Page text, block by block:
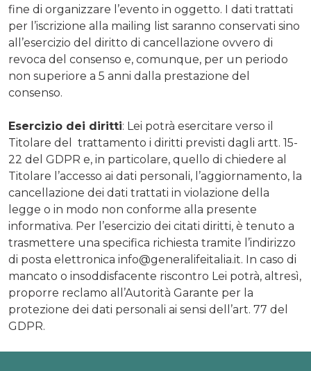
fine di organizzare l’evento in oggetto. I dati trattati
per l’iscrizione alla mailing list saranno conservati sino
all’esercizio del diritto di cancellazione ovvero di
revoca del consenso e, comunque, per un periodo
non superiore a 5 anni dalla prestazione del
consenso.
Esercizio dei diritti: Lei potrà esercitare verso il
Titolare del trattamento i diritti previsti dagli artt. 15-
22 del GDPR e, in particolare, quello di chiedere al
Titolare l’accesso ai dati personali, l’aggiornamento, la
cancellazione dei dati trattati in violazione della
legge o in modo non conforme alla presente
informativa. Per l’esercizio dei citati diritti, è tenuto a
trasmettere una specifica richiesta tramite l’indirizzo
di posta elettronica info@generalifeitalia.it. In caso di
mancato o insoddisfacente riscontro Lei potrà, altresì,
proporre reclamo all’Autorità Garante per la
protezione dei dati personali ai sensi dell’art. 77 del
GDPR.
VISITE ONLINE
GRATIS
L’estate è il momento
perfetto per dar vita ai
tuoi sogni.
PRENOTA ORA
Fino al 31 agosto